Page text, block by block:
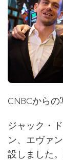
CNBCからの
ジャック・
ン、エヴァ
設しました